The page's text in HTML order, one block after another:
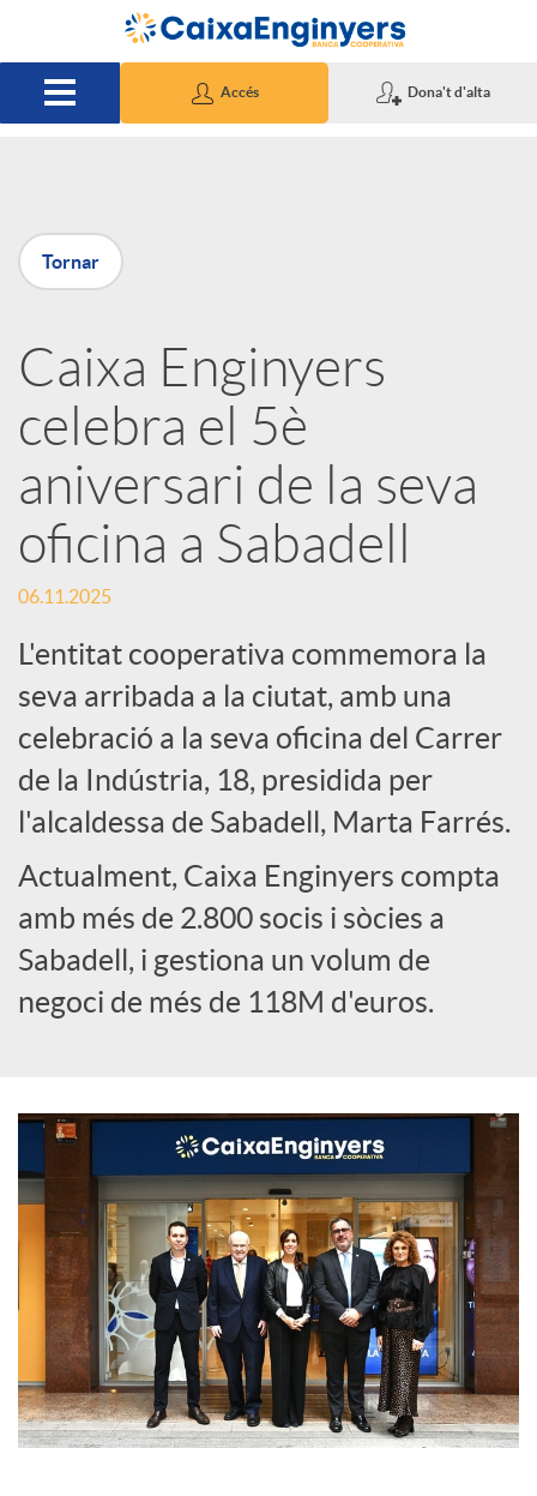
Salta al contingut principal
Accés Dona't d'alta
P
u
b
l
i
c
a
d
o
r
d
c
o
n
t
i
Tornar
Caixa Enginyers
celebra el 5è
aniversari de la seva
oficina a Sabadell
06.11.2025
L'entitat cooperativa commemora la
seva arribada a la ciutat, amb una
celebració a la seva oficina del Carrer
de la Indústria, 18, presidida per
l'alcaldessa de Sabadell, Marta Farrés.
Actualment, Caixa Enginyers compta
amb més de 2.800 socis i sòcies a
Sabadell, i gestiona un volum de
negoci de més de 118M d'euros.